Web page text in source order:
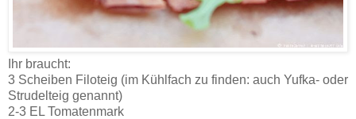
Ihr braucht:
3 Scheiben Filoteig (im Kühlfach zu finden: auch Yufka- oder
Strudelteig genannt)
2-3 EL Tomatenmark